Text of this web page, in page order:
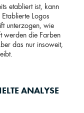
etabliert ist, kann
Logos
unterzogen, wie
werden die Farben
das nur insoweit,
ANALYSE